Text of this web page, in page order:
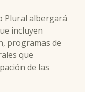
Plural albergará
incluyen
programas de
que
de las